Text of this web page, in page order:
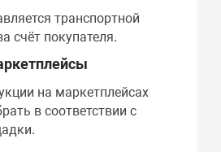
транспортной
счёт покупателя.
на маркетплейсах
в соответствии с